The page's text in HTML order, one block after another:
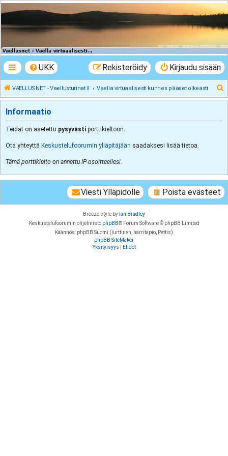
VAELLUSNET -
Vaellusturinat II
UKK Kirjaudu sisään
Rekisteröidy
VAELLUSNET - Vaellusturinat II Vaella virtuaalisesti kunnes pääset oikeasti
t
Informaatio
Teidät on asetettu pysyvästi porttikieltoon.
Ota yhteyttä Keskustelufoorumin ylläpitäjään saadaksesi lisää tietoa.
Tämä porttikielto on annettu IP-osoitteellesi.
Poista evästeet
Viesti Ylläpidolle
Breeze style by Ian Bradley
Keskustelufoorumin ohjelmisto phpBB® Forum Software © phpBB Limited
Käännös: phpBB Suomi (lurttinen, harritapio, Pettis)
phpBB SiteMaker
Yksityisyys
Ehdot